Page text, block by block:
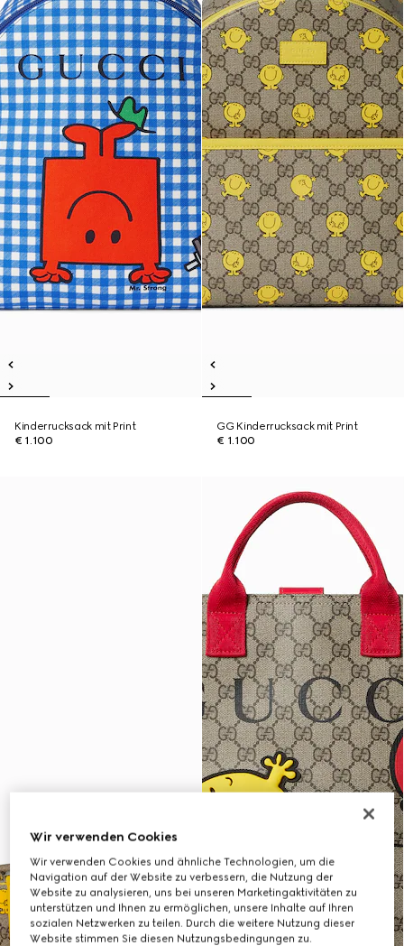
Kinderrucksack mit Print
€ 1.100
GG Kinderrucksack mit Print
€ 1.100
Wir verwenden Cookies
Wir verwenden Cookies und ähnliche Technologien, um die
Navigation auf der Website zu verbessern, die Nutzung der
Website zu analysieren, uns bei unseren Marketingaktivitäten zu
unterstützen und Ihnen zu ermöglichen, unsere Inhalte auf Ihren
sozialen Netzwerken zu teilen. Durch die weitere Nutzung dieser
Website stimmen Sie diesen Nutzungsbedingungen zu.